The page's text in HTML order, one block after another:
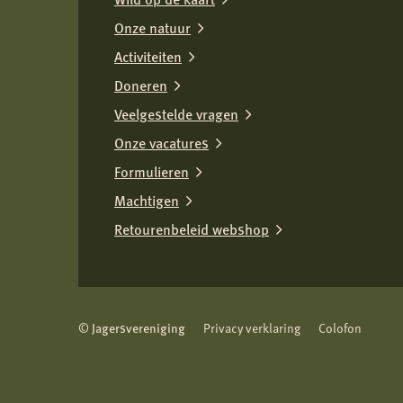
Onze natuur
Activiteiten
Doneren
Veelgestelde vragen
Onze vacatures
Formulieren
Machtigen
Retourenbeleid webshop
© Jagersvereniging Privacy verklaring Colofon